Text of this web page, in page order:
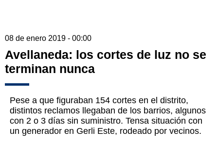
08 de enero 2019 - 00:00
Avellaneda: los cortes de luz no se
terminan nunca
Pese a que figuraban 154 cortes en el distrito,
distintos reclamos llegaban de los barrios, algunos
con 2 o 3 días sin suministro. Tensa situación con
un generador en Gerli Este, rodeado por vecinos.